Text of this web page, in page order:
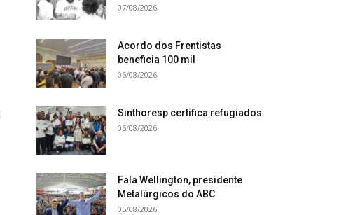
07/08/2026
Acordo dos Frentistas
beneficia 100 mil
06/08/2026
Sinthoresp certifica refugiados
06/08/2026
Fala Wellington, presidente
Metalúrgicos do ABC
05/08/2026